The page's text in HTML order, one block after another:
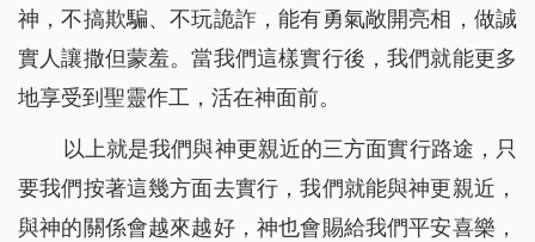
神，不搞欺騙、不玩詭詐，能有勇氣敞開亮相，做誠
實人讓撒但蒙羞。當我們這樣實行後，我們就能更多
地享受到聖靈作工，活在神面前。
以上就是我們與神更親近的三方面實行路途，只
要我們按著這幾方面去實行，我們就能與神更親近，
與神的關係會越來越好，神也會賜給我們平安喜樂，